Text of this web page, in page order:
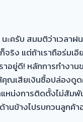
ะครับ สมมติว่าเวลาฝ
จริง แต่ถ้าเราถือร่มเ
าอยู่ดี! หลักการทำงา
คุณเสียเงินซื้อปล่องดู
หน่งการติดตั้งไม่สัมพั
นข้างไปรบกวนลูกค้า